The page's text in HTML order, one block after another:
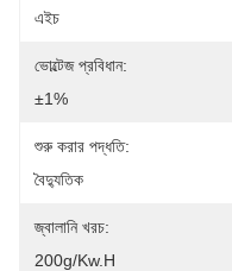
এইচ
ভোল্টেজ প্রবিধান:
±1%
শুরু করার পদ্ধতি:
বৈদ্যুতিক
জ্বালানি খরচ:
200g/kw.h